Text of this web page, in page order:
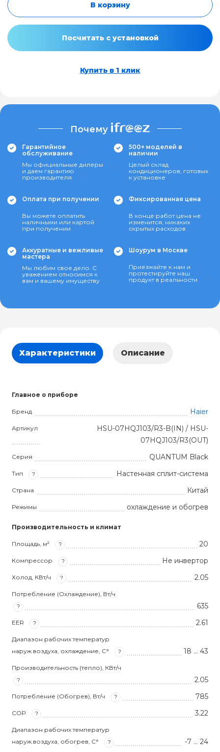
В корзину
Посчитать с установкой
Купить в 1 клик
Почему
Гарантийное
обслуживание
Мы официальные дилеры
и даем гарантию
производителя
500+ моделей в
наличии
Целый склад
кондиционеров, готовых
к установке
Оплата при получении
Вы можете оплатить
наличными или картой
при получении
Фиксированная цена
В конце работ цена не
изменится, никаких
скрытых расходов
Аккуратные и вежливые
мастера
Мы любим свое дело. С
уважением относимся к
вам и вашему имуществу
Шоурум в Москве
Приезжайте к нам и
протестируйте наш
продукт в реальности
Характеристики Описание
Главное о приборе
Бренд Haier
Артикул
HSU-07HQJ103/R3-B(IN) / HSU-
07HQJ103/R3(OUT)
Серия QUANTUM Black
Тип ? Настенная сплит-система
Страна Китай
Режимы охлаждение и обогрев
Производительность и климат
Площадь, м² ? 20
Компрессор ? Не инвертор
Холод, КВт/ч ? 2.05
Потребление (Охлаждение), Вт/ч
?
635
EER ? 2.61
Диапазон рабочих температур
наруж.воздуха, охлаждение, С°
? 18 … 43
Производительность (тепло), КВт/ч
?
2.05
Потребление (Обогрев), Вт/ч ? 785
COP ? 3.22
Диапазон рабочих температур
наруж.воздуха, обогрев, С°
? -7 … 24